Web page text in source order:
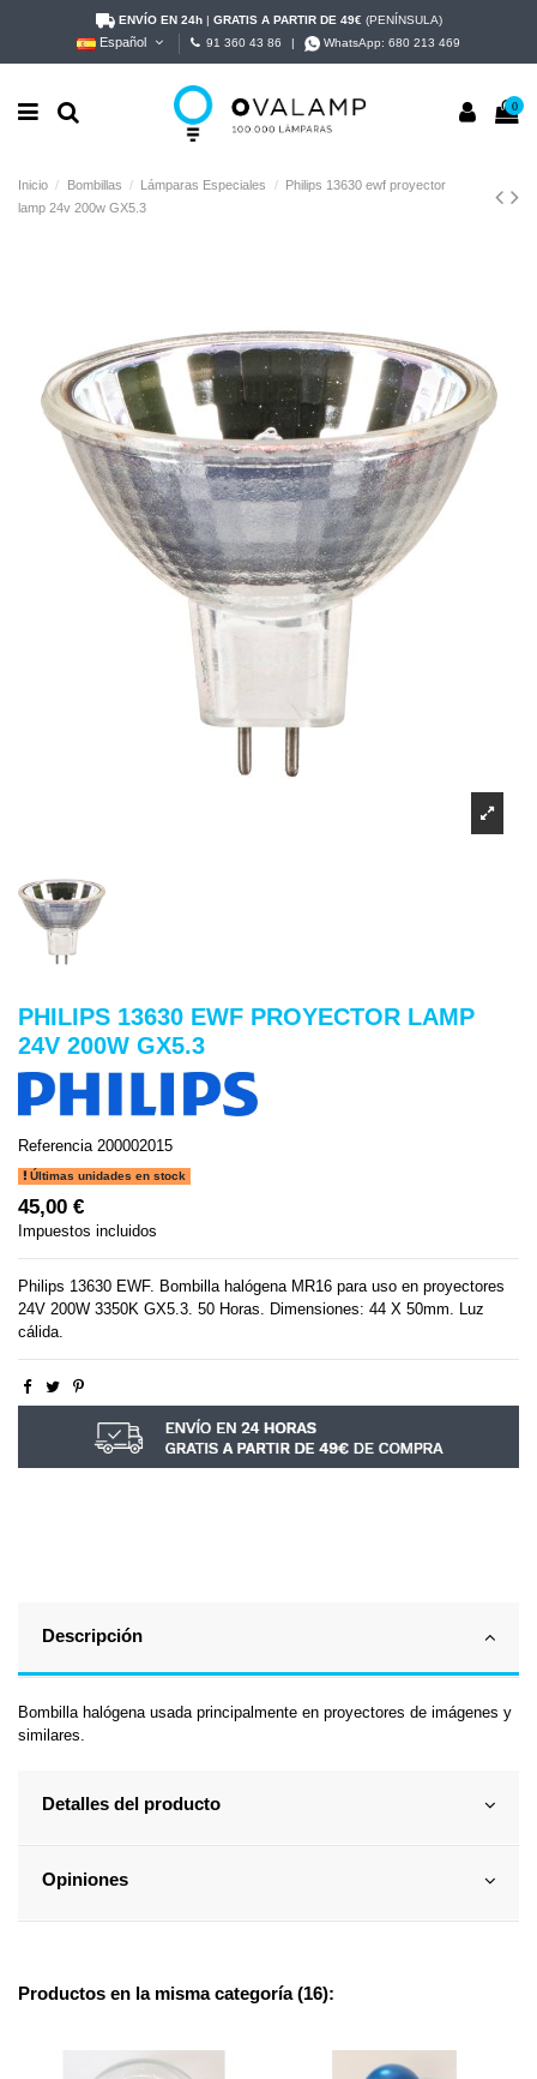
ENVÍO EN 24h| GRATIS A PARTIR DE 49€ (PENÍNSULA)
Español 91 360 43 86 WhatsApp:680 213 469
0
Inicio Bombillas Lámparas Especiales
Philips 13630 ewf proyector
lamp 24v 200w GX5.3
PHILIPS 13630 EWF PROYECTOR LAMP
24V 200W GX5.3
Referencia 200002015
Últimas unidades en stock
45,00 €
Impuestos incluidos
Philips 13630 EWF. Bombilla halógena MR16 para uso en proyectores
24V 200W 3350K GX5.3. 50 Horas. Dimensiones: 44 X 50mm. Luz
cálida.
Descripción
Bombilla halógena usada principalmente en proyectores de imágenes y
similares.
Detalles del producto
Opiniones
Productos en la misma categoría (16):